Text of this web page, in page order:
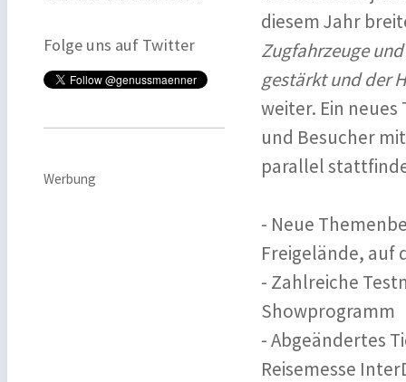
Folge uns auf Twitter
Werbung
diesem Jahr
Zugfahrzeuge
gestärkt und der
weiter. Ein
und Besucher
parallel
- Neue
Freigelände, auf
- Zahlreiche
Showprogramm
- Abgeändertes
Reisemesse